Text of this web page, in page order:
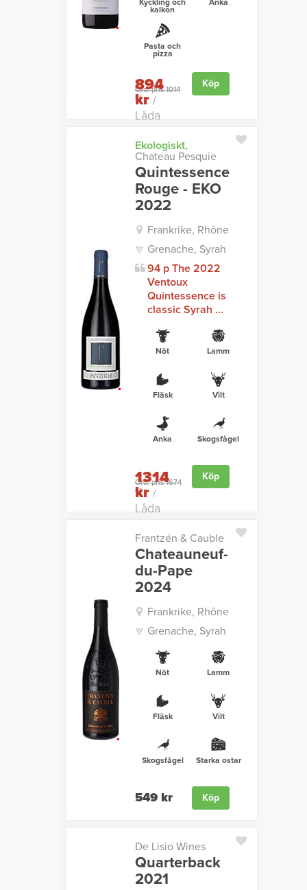
Kyckling och
kalkon
Anka
Pasta och
pizza
Ord. pris 1014
kr
894
kr/
Låda
Köp
Ekologiskt,
Chateau Pesquie
Quintessence
Rouge - EKO
2022
Frankrike, Rhône
Grenache, Syrah
94 p The 2022
Ventoux
Quintessence is
classic Syrah ...
Nöt Lamm
Fläsk Vilt
Anka Skogsfågel
Ord. pris 1674
kr
1314
kr/
Låda
Köp
Frantzén & Cauble
Chateauneuf-
du-Pape
2024
Frankrike, Rhône
Grenache, Syrah
Nöt Lamm
Fläsk Vilt
Skogsfågel Starka ostar
549 kr Köp
De Lisio Wines
Quarterback
2021